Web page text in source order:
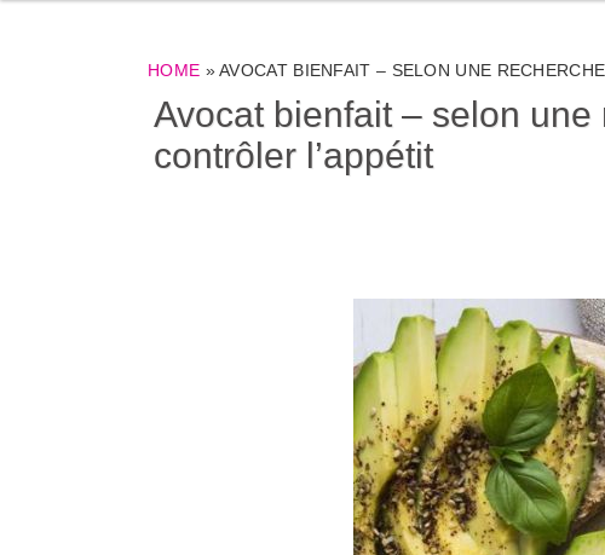
HOME »AVOCAT BIENFAIT – SELON UNE
Avocat bienfait – selon
contrôler l’appétit